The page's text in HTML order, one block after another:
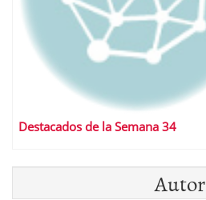
Destacados de la Semana 34
Autor